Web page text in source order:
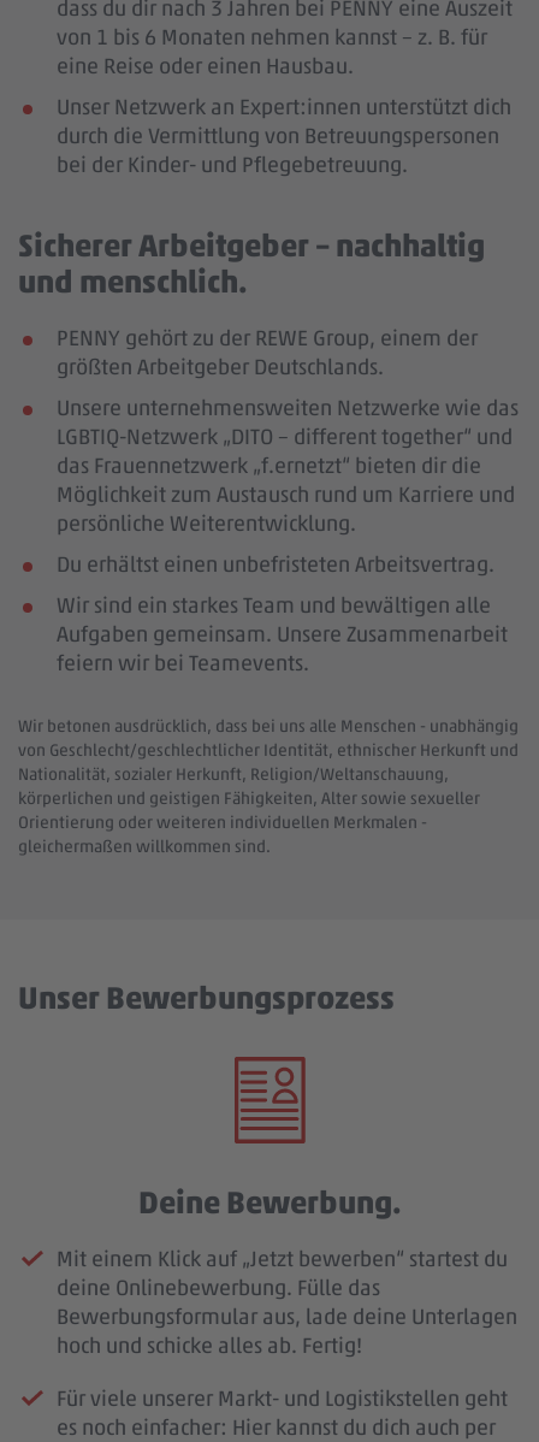
dass du dir nach 3 Jahren bei PENNY eine Auszeit
von 1 bis 6 Monaten nehmen kannst – z. B. für
eine Reise oder einen Hausbau.
Unser Netzwerk an Expert:innen unterstützt dich
durch die Vermittlung von Betreuungspersonen
bei der Kinder- und Pflegebetreuung.
Sicherer Arbeitgeber – nachhaltig
und menschlich.
PENNY gehört zu der REWE Group, einem der
größten Arbeitgeber Deutschlands.
Unsere unternehmensweiten Netzwerke wie das
LGBTIQ-Netzwerk „DITO – different together“ und
das Frauennetzwerk „f.ernetzt“ bieten dir die
Möglichkeit zum Austausch rund um Karriere und
persönliche Weiterentwicklung.
Du erhältst einen unbefristeten Arbeitsvertrag.
Wir sind ein starkes Team und bewältigen alle
Aufgaben gemeinsam. Unsere Zusammenarbeit
feiern wir bei Teamevents.
Wir betonen ausdrücklich, dass bei uns alle Menschen - unabhängig
von Geschlecht/geschlechtlicher Identität, ethnischer Herkunft und
Nationalität, sozialer Herkunft, Religion/Weltanschauung,
körperlichen und geistigen Fähigkeiten, Alter sowie sexueller
Orientierung oder weiteren individuellen Merkmalen -
gleichermaßen willkommen sind.
Unser Bewerbungsprozess
Deine Bewerbung.
Mit einem Klick auf „Jetzt bewerben“ startest du
deine Onlinebewerbung. Fülle das
Bewerbungsformular aus, lade deine Unterlagen
hoch und schicke alles ab. Fertig!
Für viele unserer Markt- und Logistikstellen geht
es noch einfacher: Hier kannst du dich auch per